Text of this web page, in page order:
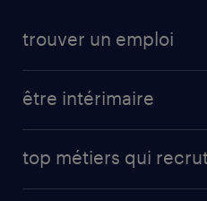
trouver un emploi
être intérimaire
app talent / portail web
top métiers qui